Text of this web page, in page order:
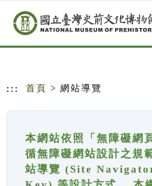
跳到主要內容
網站導覽
::: 首頁 > 網站導覽
本網站依照「無障礙網
循無障礙網站設計之規
站導覽 (Site